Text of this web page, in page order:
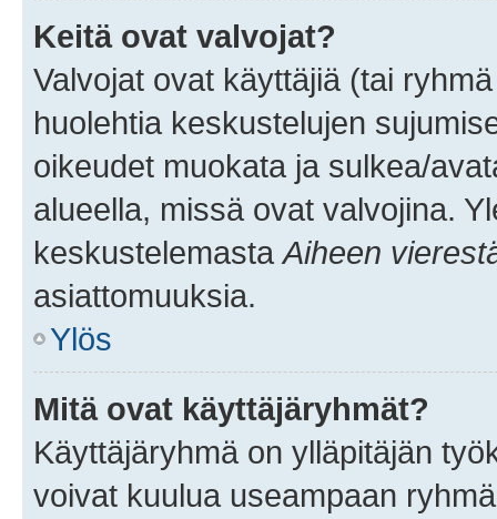
Keitä ovat valvojat?
Valvojat ovat käyttäjiä (tai
huolehtia keskustelujen
oikeudet muokata ja sulkea/
alueella, missä ovat valvojina.
keskustelemasta Aiheen
asiattomuuksia.
Ylös
Mitä ovat käyttäjäryhmät?
Käyttäjäryhmä on ylläpitäjän
voivat kuulua useampaan